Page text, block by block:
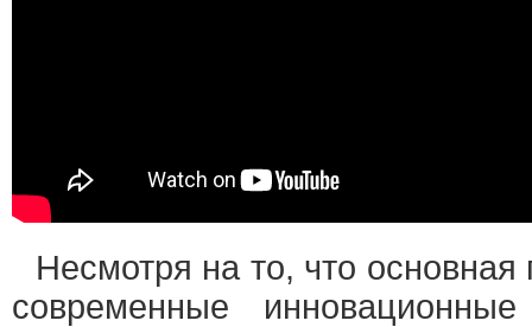
Несмотря на то, что
современные